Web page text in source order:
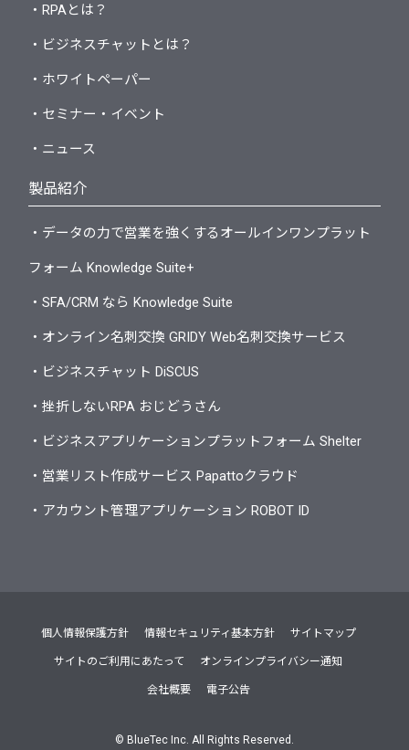
・RPAとは？
・ビジネスチャットとは？
・ホワイトペーパー
・セミナー・イベント
・ニュース
製品紹介
・データの力で営業を強くするオールインワンプラット
フォーム Knowledge Suite+
・SFA/CRM なら Knowledge Suite
・オンライン名刺交換 GRIDY Web名刺交換サービス
・ビジネスチャット DiSCUS
・挫折しないRPA おじどうさん
・ビジネスアプリケーションプラットフォーム Shelter
・営業リスト作成サービス Papattoクラウド
・アカウント管理アプリケーション ROBOT ID
個人情報保護方針 情報セキュリティ基本方針 サイトマップ
サイトのご利用にあたって オンラインプライバシー通知
会社概要 電子公告
© BlueTec Inc. All Rights Reserved.